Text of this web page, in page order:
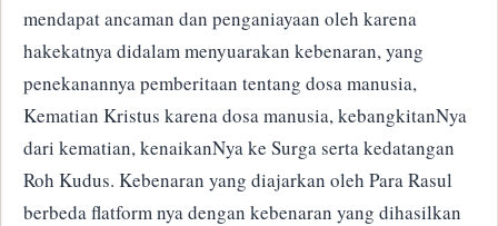
mendapat ancaman dan penganiayaan oleh karena
hakekatnya didalam menyuarakan kebenaran, yang
penekanannya pemberitaan tentang dosa manusia,
Kematian Kristus karena dosa manusia, kebangkitanNya
dari kematian, kenaikanNya ke Surga serta kedatangan
Roh Kudus. Kebenaran yang diajarkan oleh Para Rasul
berbeda flatform nya dengan kebenaran yang dihasilkan